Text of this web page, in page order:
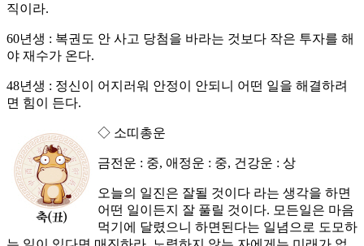
직이라.
60년생 : 복권도 안 사고 당첨을 바라는 것보다 작은 투자를 해
야 재수가 온다.
48년생 : 정신이 어지러워 안정이 안되니 어떤 일을 해결하려
면 힘이 든다.
◇ 소띠총운
금전운 : 중, 애정운 : 중, 건강운 : 상
오늘의 일진은 잘될 것이다 라는 생각을 하면
어떤 일이든지 잘 풀릴 것이다. 모든일은 마음
먹기에 달렸으니 하면된다는 일념으로 도모하